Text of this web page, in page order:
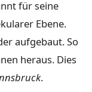
für seine
Ebene.
aufgebaut. So
heraus. Dies
.